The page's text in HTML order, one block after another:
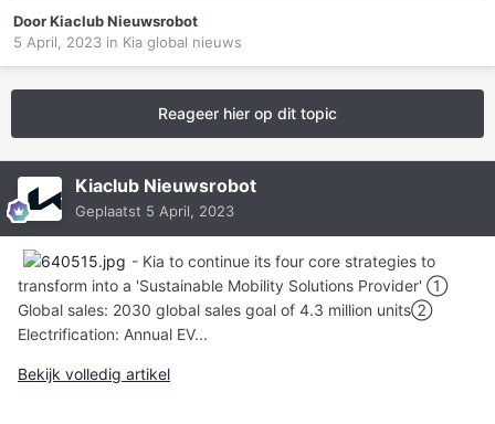
DoorKiaclub Nieuwsrobot
5 April, 2023 in Kia global nieuws
Reageer hier op dit topic
Kiaclub Nieuwsrobot
Geplaatst 5 April, 2023
- Kia to continue its four core strategies to
transform into a 'Sustainable Mobility Solutions Provider' ①
Global sales: 2030 global sales goal of 4.3 million units②
Electrification: Annual EV...
Bekijk volledig artikel